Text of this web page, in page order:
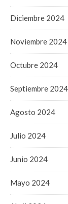
Diciembre 2024
Noviembre 2024
Octubre 2024
Septiembre 2024
Agosto 2024
Julio 2024
Junio 2024
Mayo 2024